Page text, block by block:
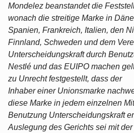
Mondelez beanstandet die
wonach die streitige Marke in
Spanien, Frankreich, Italien, den
Finnland, Schweden und dem
Unterscheidungskraft durch
Nestlé und das EUIPO machen
zu Unrecht festgestellt, dass der
Inhaber einer Unionsmarke
diese Marke in jedem einzelnen
Benutzung Unterscheidungskraft
Auslegung des Gerichts sei mit